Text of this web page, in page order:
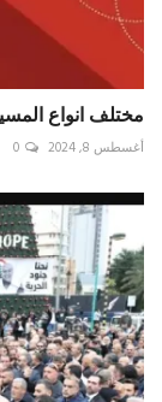
مختلف انواع
أغسطس 8, 2024 0